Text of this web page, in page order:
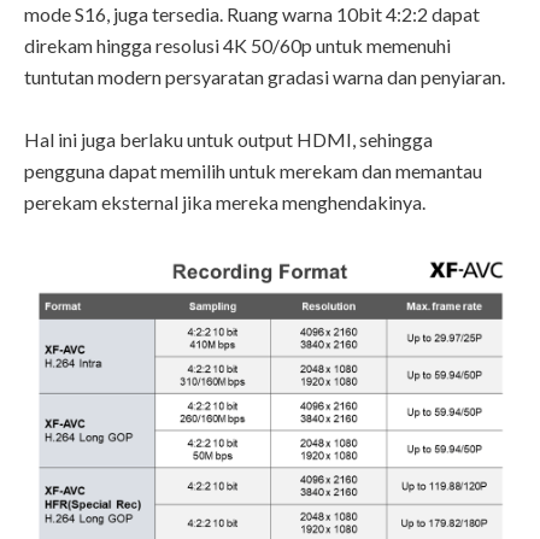
mode S16, juga tersedia. Ruang warna 10bit 4:2:2 dapat
direkam hingga resolusi 4K 50/60p untuk memenuhi
tuntutan modern persyaratan gradasi warna dan penyiaran.
Hal ini juga berlaku untuk output HDMI, sehingga
pengguna dapat memilih untuk merekam dan memantau
perekam eksternal jika mereka menghendakinya.